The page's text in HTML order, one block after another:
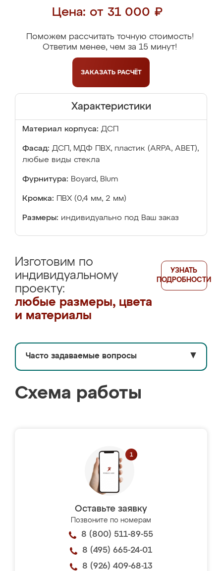
Цена: от 31 000 ₽
Поможем рассчитать точную стоимость!
Ответим менее, чем за 15 минут!
ЗАКАЗАТЬ РАСЧЁТ
Характеристики
Материал корпуса: ДСП
Фасад: ДСП, МДФ ПВХ, пластик (ARPA, ABET),
любые виды стекла
Фурнитура: Boyard, Blum
Кромка: ПВХ (0,4 мм, 2 мм)
Размеры: индивидуально под Ваш заказ
Изготовим по
индивидуальному
проекту:
любые размеры, цвета
и материалы
УЗНАТЬ
ПОДРОБНОСТИ
Часто задаваемые вопросы ▼
Схема работы
Оставьте заявку
Позвоните по номерам
8 (800) 511-89-55
8 (495) 665-24-01
8 (926) 409-68-13